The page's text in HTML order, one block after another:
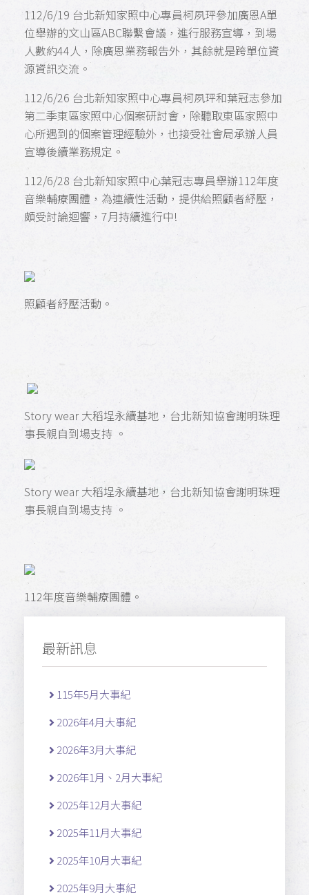
112/6/19 台北新知家照中心專員柯夙玶參加廣恩A單
位舉辦的文山區ABC聯繫會議，進行服務宣導，到場
人數約44人，除廣恩業務報告外，其餘就是跨單位資
源資訊交流。
112/6/26 台北新知家照中心專員柯夙玶和葉冠志參加
第二季東區家照中心個案研討會，除聽取東區家照中
心所遇到的個案管理經驗外，也接受社會局承辦人員
宣導後續業務規定。
112/6/28 台北新知家照中心葉冠志專員舉辦112年度
音樂輔療團體，為連續性活動，提供給照顧者紓壓，
頗受討論迴響，7月持續進行中!
照顧者紓壓活動。
Story wear 大稻埕永續基地， 台北新知協會謝明珠理
事長親自到場支持 。
Story wear 大稻埕永續基地， 台北新知協會謝明珠理
事長親自到場支持 。
112年度音樂輔療團體 。
最新訊息
115年5月大事紀
2026年4月大事紀
2026年3月大事紀
2026年1月、2月大事紀
2025年12月大事紀
2025年11月大事紀
2025年10月大事紀
2025年9月大事紀